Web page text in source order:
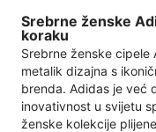
Srebrne ženske
koraku
Srebrne ženske cipele
metalik dizajna s
brenda. Adidas je već
inovativnost u svijetu
ženske kolekcije